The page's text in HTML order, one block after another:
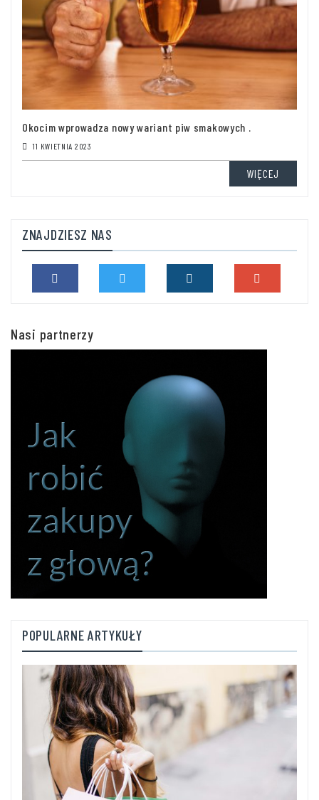
Okocim wprowadza nowy wariant piw smakowych .
11 KWIETNIA 2023
WIĘCEJ
ZNAJDZIESZ NAS
Nasi partnerzy
POPULARNE ARTYKUŁY